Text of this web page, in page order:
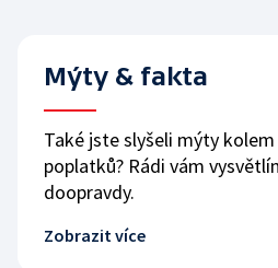
Mýty & fakta
Také jste slyšeli mýty
poplatků? Rádi vám
doopravdy.
Zobrazit více